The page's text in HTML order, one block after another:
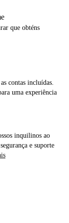
que obténs
contas incluídas.
uma experiência
inquilinos ao
e suporte